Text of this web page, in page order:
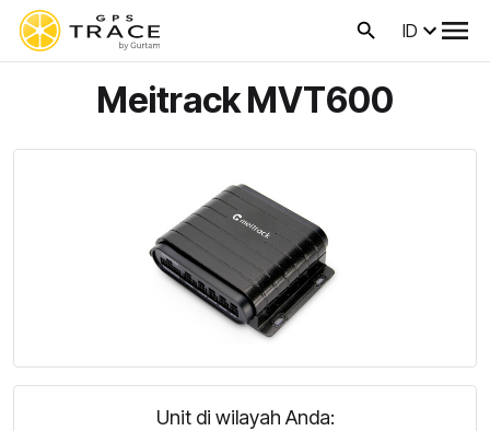
ID
Meitrack MVT600
Unit di wilayah Anda: